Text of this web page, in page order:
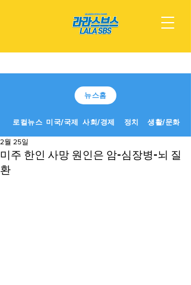
뉴스홈
로컬뉴스 미국/국제 사회/경제 정치 생활/문화
미주 한인 사망 원인은 암-심장병-뇌 질
환
2월 25일